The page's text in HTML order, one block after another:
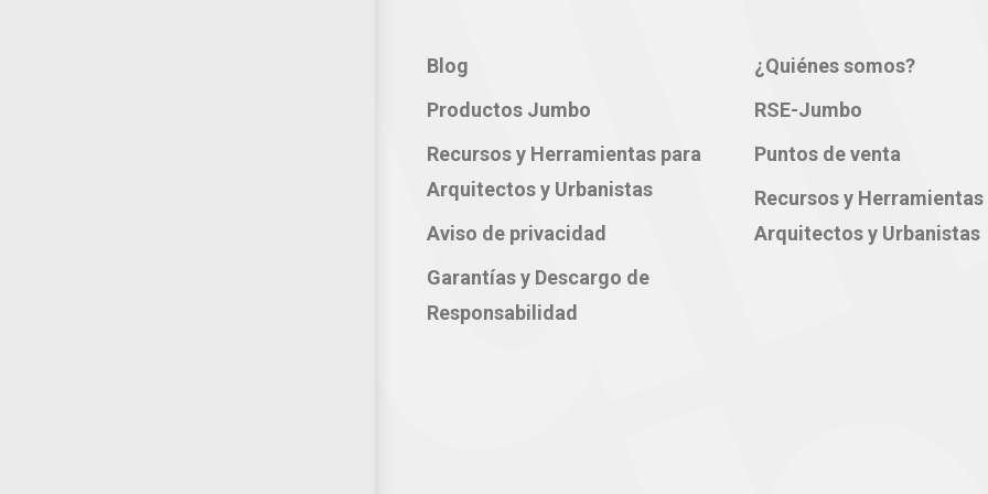
Blog
Productos Jumbo
Recursos y Herramientas para
Arquitectos y Urbanistas
Aviso de privacidad
Garantías y Descargo de
Responsabilidad
¿Quiénes somos?
RSE-Jumbo
Puntos de venta
Recursos y Herramientas
Arquitectos y Urbanistas